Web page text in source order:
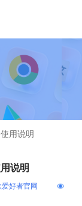
用说明
说明
好者官网